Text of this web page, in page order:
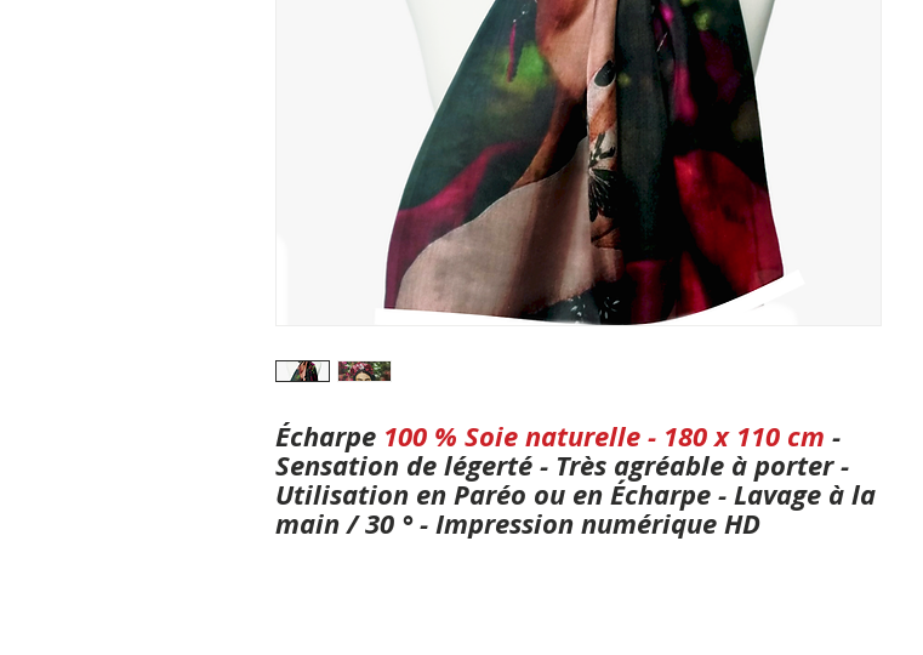
Écharpe 100 % Soie naturelle - 180 x 110 cm -
Sensation de légerté - Très agréable à porter -
Utilisation en Paréo ou en Écharpe - Lavage à la
main / 30 ° - Impression numérique HD